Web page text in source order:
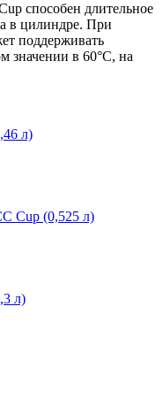
способен длительное
в цилиндре. При
поддерживать
значении в 60°C, на
л)
Cup (0,525 л)
л)